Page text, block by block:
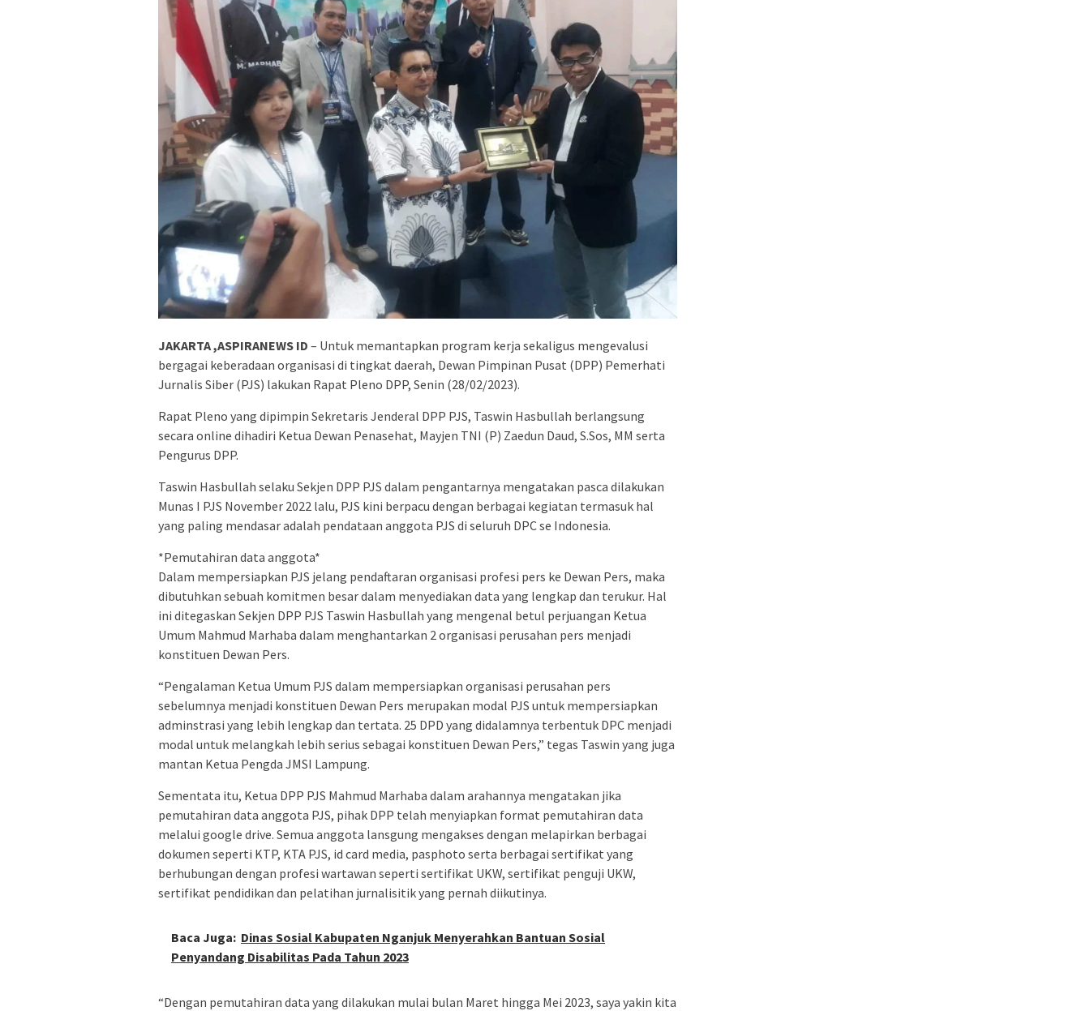
JAKARTA ,ASPIRANEWS ID – Untuk memantapkan program kerja sekaligus mengevalusi
bergagai keberadaan organisasi di tingkat daerah, Dewan Pimpinan Pusat (DPP) Pemerhati
Jurnalis Siber (PJS) lakukan Rapat Pleno DPP, Senin (28/02/2023).
Rapat Pleno yang dipimpin Sekretaris Jenderal DPP PJS, Taswin Hasbullah berlangsung
secara online dihadiri Ketua Dewan Penasehat, Mayjen TNI (P) Zaedun Daud, S.Sos, MM serta
Pengurus DPP.
Taswin Hasbullah selaku Sekjen DPP PJS dalam pengantarnya mengatakan pasca dilakukan
Munas I PJS November 2022 lalu, PJS kini berpacu dengan berbagai kegiatan termasuk hal
yang paling mendasar adalah pendataan anggota PJS di seluruh DPC se Indonesia.
*Pemutahiran data anggota*
Dalam mempersiapkan PJS jelang pendaftaran organisasi profesi pers ke Dewan Pers, maka
dibutuhkan sebuah komitmen besar dalam menyediakan data yang lengkap dan terukur. Hal
ini ditegaskan Sekjen DPP PJS Taswin Hasbullah yang mengenal betul perjuangan Ketua
Umum Mahmud Marhaba dalam menghantarkan 2 organisasi perusahan pers menjadi
konstituen Dewan Pers.
“Pengalaman Ketua Umum PJS dalam mempersiapkan organisasi perusahan pers
sebelumnya menjadi konstituen Dewan Pers merupakan modal PJS untuk mempersiapkan
adminstrasi yang lebih lengkap dan tertata. 25 DPD yang didalamnya terbentuk DPC menjadi
modal untuk melangkah lebih serius sebagai konstituen Dewan Pers,” tegas Taswin yang juga
mantan Ketua Pengda JMSI Lampung.
Sementata itu, Ketua DPP PJS Mahmud Marhaba dalam arahannya mengatakan jika
pemutahiran data anggota PJS, pihak DPP telah menyiapkan format pemutahiran data
melalui google drive. Semua anggota lansgung mengakses dengan melapirkan berbagai
dokumen seperti KTP, KTA PJS, id card media, pasphoto serta berbagai sertifikat yang
berhubungan dengan profesi wartawan seperti sertifikat UKW, sertifikat penguji UKW,
sertifikat pendidikan dan pelatihan jurnalisitik yang pernah diikutinya.
Baca Juga: Dinas Sosial Kabupaten Nganjuk Menyerahkan Bantuan Sosial
Penyandang Disabilitas Pada Tahun 2023
“Dengan pemutahiran data yang dilakukan mulai bulan Maret hingga Mei 2023, saya yakin kita